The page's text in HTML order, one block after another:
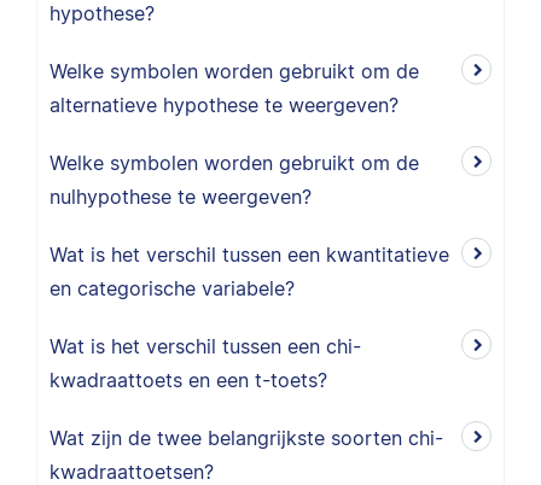
hypothese?
Welke symbolen worden gebruikt om de
alternatieve hypothese te weergeven?
Welke symbolen worden gebruikt om de
nulhypothese te weergeven?
Wat is het verschil tussen een kwantitatieve
en categorische variabele?
Wat is het verschil tussen een chi-
kwadraattoets en een t-toets?
Wat zijn de twee belangrijkste soorten chi-
kwadraattoetsen?